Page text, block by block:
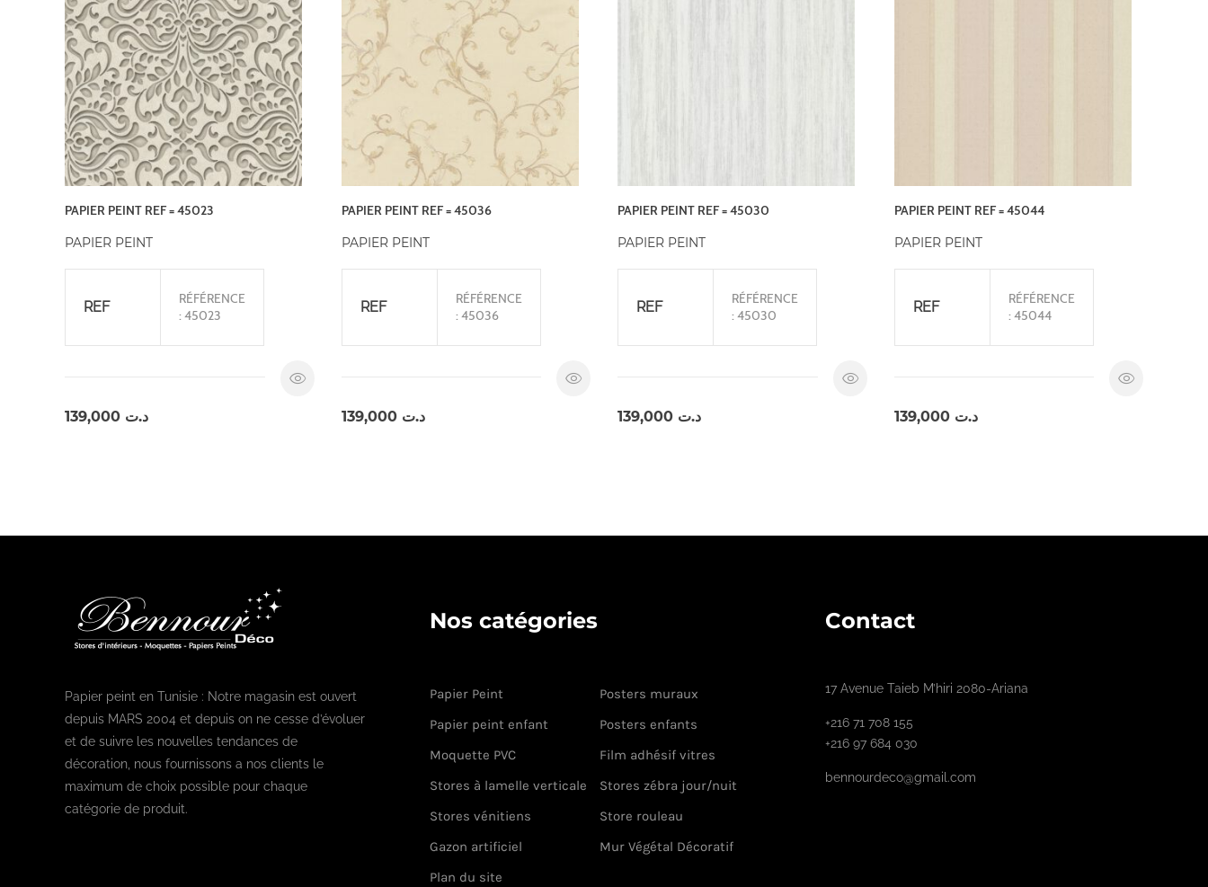
PAPIER PEINT REF = 45023
PAPIER PEINT
REF
RÉFÉRENCE
: 45023
د.ت
PAPIER PEINT REF = 45036
PAPIER PEINT
REF
RÉFÉRENCE
: 45036
د.ت 139,000
PAPIER PEINT REF = 45030
PAPIER PEINT
REF
RÉFÉRENCE
: 45030
د.ت
PAPIER PEINT REF = 45044
PAPIER PEINT
REF
RÉFÉRENCE
: 45044
د.ت 139,000
Papier peint en Tunisie : Notre magasin est ouvert
depuis MARS 2004 et depuis on ne cesse d’évoluer
et de suivre les nouvelles tendances de
décoration, nous fournissons a nos clients le
maximum de choix possible pour chaque
catégorie de produit.
Nos catégories
Papier Peint
Posters muraux
Papier peint enfant
Posters enfants
Moquette PVC
Film adhésif vitres
Stores à lamelle verticale
Stores zébra jour/nuit
Stores vénitiens
Store rouleau
Gazon artificiel
Mur Végétal Décoratif
Plan du site
Contact
17 Avenue Taieb M’hiri 2080-Ariana
+216 71 708 155
+216 97 684 030
bennourdeco@gmail.com